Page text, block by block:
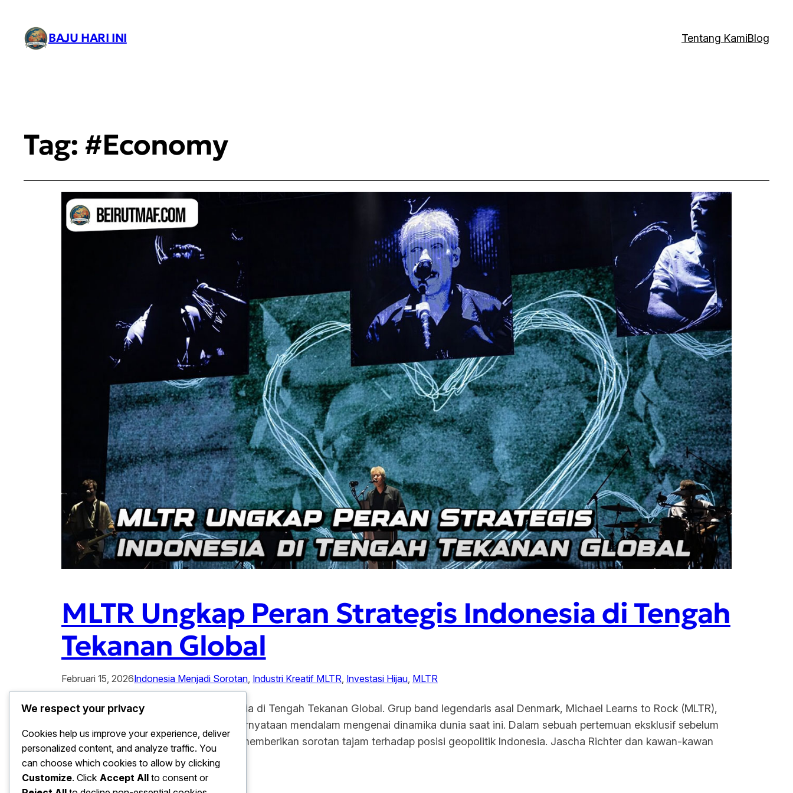
BAJU HARI INI Tentang KamiBlog
Tag: #Economy
MLTR Ungkap Peran Strategis Indonesia di Tengah
Tekanan Global
Februari 15, 2026Indonesia Menjadi Sorotan, Industri Kreatif MLTR, Investasi Hijau, MLTR
MLTR Ungkap Peran Strategis Indonesia di Tengah Tekanan Global. Grup band legendaris asal Denmark, Michael Learns to Rock (MLTR),
kembali mengejutkan publik melalui pernyataan mendalam mengenai dinamika dunia saat ini. Dalam sebuah pertemuan eksklusif sebelum
tur Asia mereka, para personel MLTR memberikan sorotan tajam terhadap posisi geopolitik Indonesia. Jascha Richter dan kawan-kawan
melihat Indonesia bukan…
We respect your privacy
Cookies help us improve your experience, deliver
personalized content, and analyze traffic. You
can choose which cookies to allow by clicking
Customize. Click Accept All to consent or